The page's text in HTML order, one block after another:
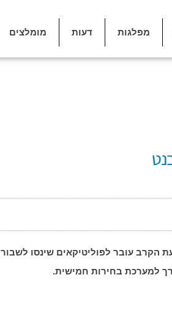
מפלגות דעות מומלצים
לכנסת ה24 ללא הכרעה. כעת הקרב עובר לפוליטיקאים שינסו לשבור
למערכת בחירות חמישית.